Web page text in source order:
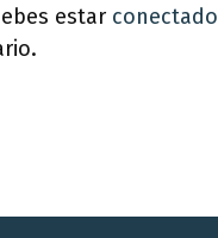
estar conectado